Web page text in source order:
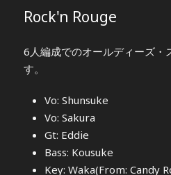
Rock'n Rouge
6人編成でのオールディーズ・
す。
Vo: Shunsuke
Vo: Sakura
Gt: Eddie
Bass: Kousuke
Key: Waka(From: Candy